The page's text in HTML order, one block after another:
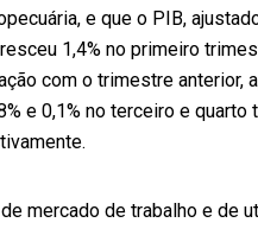
e que o PIB,
1,4% no primeiro
com o trimestre anterior,
e 0,1% no terceiro e quarto
mercado de trabalho e de